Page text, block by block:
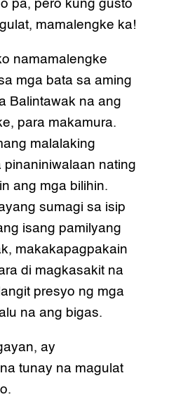
pa, pero kung gusto
mamalengke ka!
namamalengke
mga bata sa aming
Balintawak na ang
para makamura.
malalaking
pinaniniwalaan nating
ang mga bilihin.
sumagi sa isip
isang pamilyang
makakapagpakain
di magkasakit na
presyo ng mga
na ang bigas.
ay
tunay na magulat